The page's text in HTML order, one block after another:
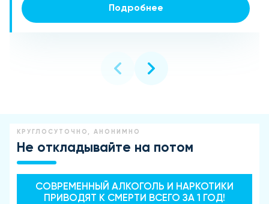
Подробнее
Подробнее
КРУГЛОСУТОЧНО, АНОНИМНО
Не откладывайте на потом
СОВРЕМЕННЫЙ АЛКОГОЛЬ И НАРКОТИКИ
ПРИВОДЯТ К СМЕРТИ ВСЕГО ЗА 1 ГОД!